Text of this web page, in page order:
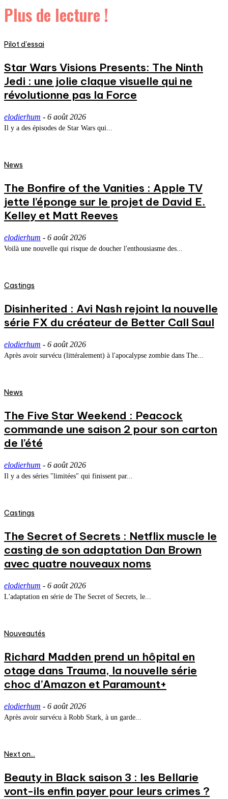
Plus de lecture !
Pilot d'essai
Star Wars Visions Presents: The Ninth
Jedi : une jolie claque visuelle qui ne
révolutionne pas la Force
elodierhum - 6 août 2026
Il y a des épisodes de Star Wars qui...
News
The Bonfire of the Vanities : Apple TV
jette l’éponge sur le projet de David E.
Kelley et Matt Reeves
elodierhum - 6 août 2026
Voilà une nouvelle qui risque de doucher l'enthousiasme des...
Castings
Disinherited : Avi Nash rejoint la nouvelle
série FX du créateur de Better Call Saul
elodierhum - 6 août 2026
Après avoir survécu (littéralement) à l'apocalypse zombie dans The...
News
The Five Star Weekend : Peacock
commande une saison 2 pour son carton
de l’été
elodierhum - 6 août 2026
Il y a des séries "limitées" qui finissent par...
Castings
The Secret of Secrets : Netflix muscle le
casting de son adaptation Dan Brown
avec quatre nouveaux noms
elodierhum - 6 août 2026
L'adaptation en série de The Secret of Secrets, le...
Nouveautés
Richard Madden prend un hôpital en
otage dans Trauma, la nouvelle série
choc d’Amazon et Paramount+
elodierhum - 6 août 2026
Après avoir survécu à Robb Stark, à un garde...
Next on...
Beauty in Black saison 3 : les Bellarie
vont-ils enfin payer pour leurs crimes ?